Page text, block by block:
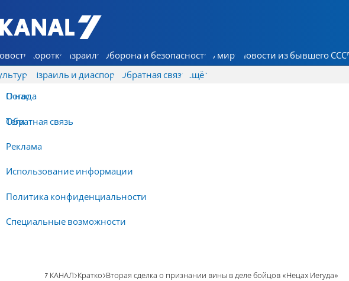
7 КАНАЛ - Аруц Шева
Коротко Израиль Оборона и безопасность В мире Новости из бывшего СССР
Израиль и диаспора Обратная связь
О нас
Обратная связь
Реклама
Использование информации
Политика конфиденциальности
Специальные возможности
Ещё
Погода
Теги
7 КАНАЛ Кратко Вторая сделка о признании вины в деле бойцов «Нецах Иегуда»